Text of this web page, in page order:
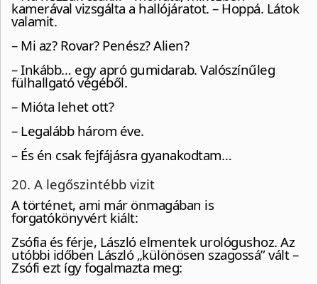
kamerával vizsgálta a hallójáratot. – Hoppá. Látok
valamit.
– Mi az? Rovar? Penész? Alien?
– Inkább… egy apró gumidarab. Valószínűleg
fülhallgató végéből.
– Mióta lehet ott?
– Legalább három éve.
– És én csak fejfájásra gyanakodtam…
20. A legőszintébb vizit
A történet, ami már önmagában is
forgatókönyvért kiált:
Zsófia és férje, László elmentek urológushoz. Az
utóbbi időben László „különösen szagossá” vált –
Zsófi ezt így fogalmazta meg: